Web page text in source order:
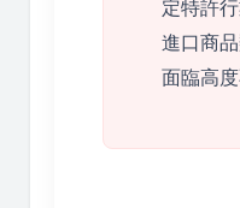
定特許
進口商
面臨高度